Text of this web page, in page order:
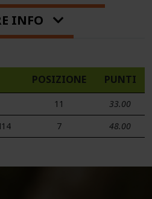
INFO
POSIZIONE PUNTI
11
33.00
7 48.00